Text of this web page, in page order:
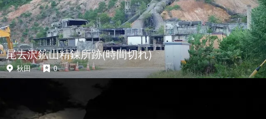
尾去沢鉱山精錬所跡(時間切れ)
秋田 0